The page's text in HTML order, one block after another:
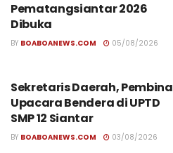
Pematangsiantar 2026
Dibuka
BY BOABOANEWS.COM 05/08/2026
Sekretaris Daerah, Pembina
Upacara Bendera di UPTD
SMP 12 Siantar
BY BOABOANEWS.COM 03/08/2026